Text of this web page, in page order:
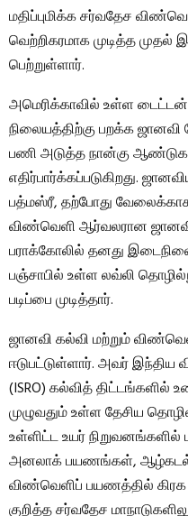
மதிப்புமிக்க சர்வதேச
வெற்றிகரமாக முடித்த
பெற்றுள்ளார்.
அமெரிக்காவில் உள்ள
நிலையத்திற்கு பறக்க
பணி அடுத்த நான்கு
எதிர்பார்க்கப்படுகிறது.
பத்மஸ்ரீ, தற்போது
விண்வெளி ஆர்வலரான
பராக்கோலில் தனது
பஞ்சாபில் உள்ள லவ்லி
படிப்பை முடித்தார்.
ஜானவி கல்வி மற்றும்
ஈடுபட்டுள்ளார். அவர் இந்திய
(ISRO) கல்வித் திட்டங்களில்
முழுவதும் உள்ள தேசிய
உள்ளிட்ட உயர்
அனலாக் பயணங்கள்,
விண்வெளிப் பயணத்தில்
குறித்த சர்வதேச